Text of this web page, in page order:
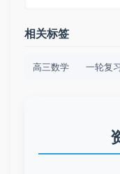
相关标签
高三数学 一轮复习